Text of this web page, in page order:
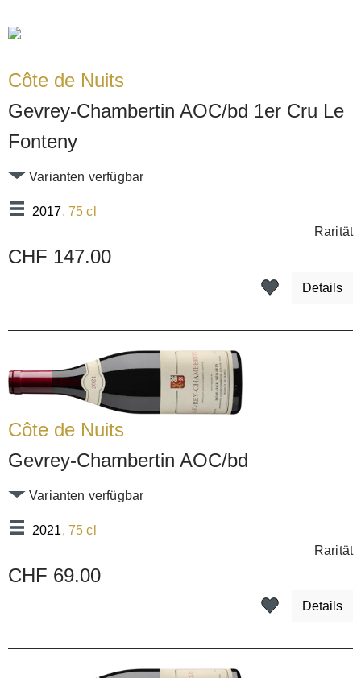
Côte de Nuits
Gevrey-Chambertin AOC/bd 1er Cru Le
Fonteny
2017, 75 cl
Varianten verfügbar
Rarität
CHF 147.00
Details
Côte de Nuits
Gevrey-Chambertin AOC/bd
2021, 75 cl
Varianten verfügbar
Rarität
CHF 69.00
Details